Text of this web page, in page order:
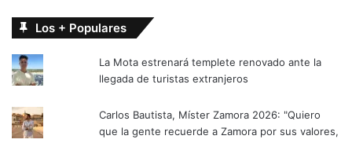
Los + Populares
La Mota estrenará templete renovado ante la
llegada de turistas extranjeros
Carlos Bautista, Míster Zamora 2026: "Quiero
que la gente recuerde a Zamora por sus valores,